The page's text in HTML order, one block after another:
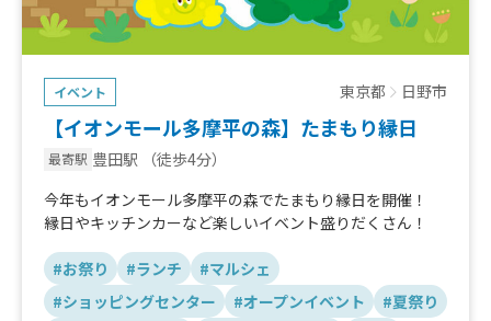
イベント 東京都 日野市
【イオンモール多摩平の森】たまもり縁日
最寄駅 豊田駅
（徒歩4分）
今年もイオンモール多摩平の森でたまもり縁日を開催！
縁日やキッチンカーなど楽しいイベント盛りだくさん！
#お祭り #ランチ
#マルシェ
#ショッピングセンター
#オープンイベント
#夏祭り